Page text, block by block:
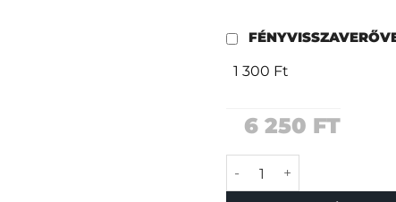
1 300 Ft
6 250 FT